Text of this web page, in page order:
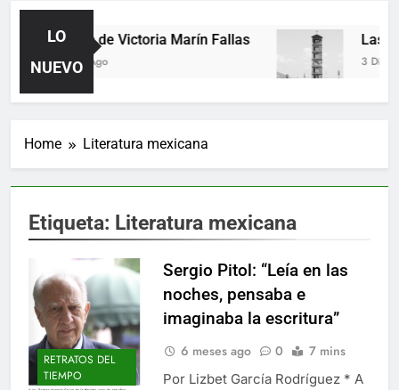
LO
NUEVO
Poemas de Victoria Marín Fallas
15 Horas Ago
Las
3 Días Ago
Home Literatura mexicana
Etiqueta: Literatura mexicana
RETRATOS DEL
TIEMPO
Sergio Pitol: “Leía en las
noches, pensaba e
imaginaba la escritura”
6 meses ago 0 7 mins
Por Lizbet García Rodríguez * A